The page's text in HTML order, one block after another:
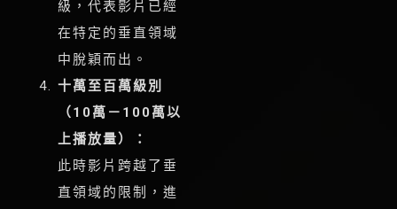
級，代表影片已經
在特定的垂直領域
中脫穎而出。
十萬至百萬級別
（10萬－100萬以
上播放量）：
此時影片跨越了垂
直領域的限制，進